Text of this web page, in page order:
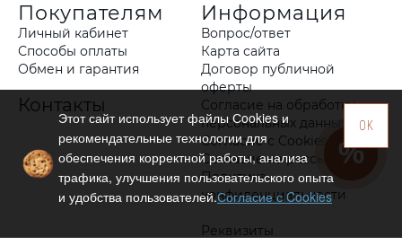
Покупателям
Личный кабинет
Способы оплаты
Обмен и гарантия
Контакты
Информация
Вопрос/ответ
Карта сайта
Договор публичной
оферты
Согласие на обработку
персональных данных
Согласие с Cookies
Согласие на рассылку
Политика
конфиденциальности
Реквизиты
OK
Этот сайт использует файлы Сookies и
рекомендательные технологии для
обеспечения корректной работы, анализа
трафика, улучшения пользовательского опыта
и удобства пользователей.Согласие с Cookies